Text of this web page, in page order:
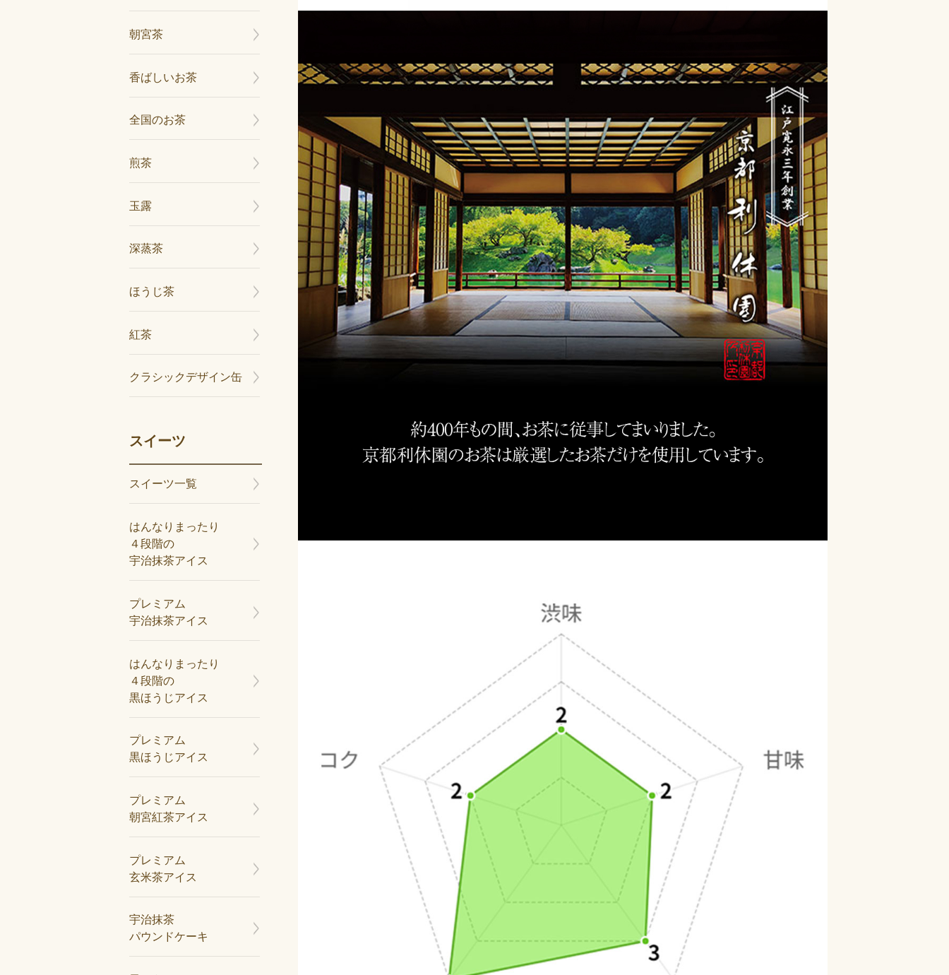
朝宮茶
香ばしいお茶
全国のお茶
煎茶
玉露
深蒸茶
ほうじ茶
紅茶
クラシックデザイン缶
スイーツ
スイーツ一覧
はんなりまったり
４段階の
宇治抹茶アイス
プレミアム
宇治抹茶アイス
はんなりまったり
４段階の
黒ほうじアイス
プレミアム
黒ほうじアイス
プレミアム
朝宮紅茶アイス
プレミアム
玄米茶アイス
宇治抹茶
パウンドケーキ